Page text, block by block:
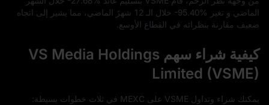
الماضي و تغير
-95.40% خلال الـ 12 شهرً الماضي، مما يشير إلى اتجاه
ضعيف مقارنة بنظرائه في القطاع الأوسع.
كيفية شراء سهم VS Media Holdings
Limited (VSME)
يمكنك شراء وتداول VSME على MEXC في ثلاث خطوات بسيطة: